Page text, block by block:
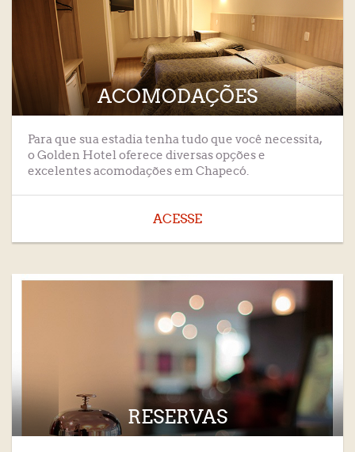
ACOMODAÇÕES
Para que sua estadia tenha tudo que você necessita,
o Golden Hotel oferece diversas opções e
excelentes acomodações em Chapecó.
ACESSE
RESERVAS